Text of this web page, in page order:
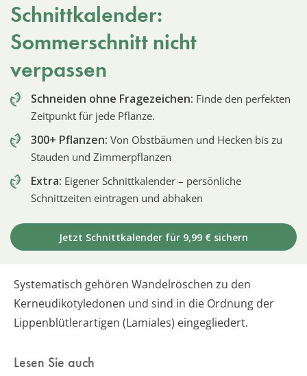
Schnittkalender:
Sommerschnitt nicht
verpassen
Schneiden ohne Fragezeichen: Finde den perfekten
Zeitpunkt für jede Pflanze.
300+ Pflanzen: Von Obstbäumen und Hecken bis zu
Stauden und Zimmerpflanzen
Extra: Eigener Schnittkalender – persönliche
Schnittzeiten eintragen und abhaken
Jetzt Schnittkalender für 9,99 € sichern
Systematisch gehören Wandelröschen zu den
Kerneudikotyledonen und sind in die Ordnung der
Lippenblütlerartigen (Lamiales) eingegliedert.
Lesen Sie auch